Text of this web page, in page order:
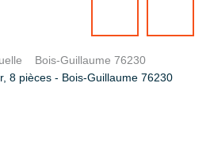
Bois-Guillaume 76230
8 pièces - Bois-Guillaume 76230